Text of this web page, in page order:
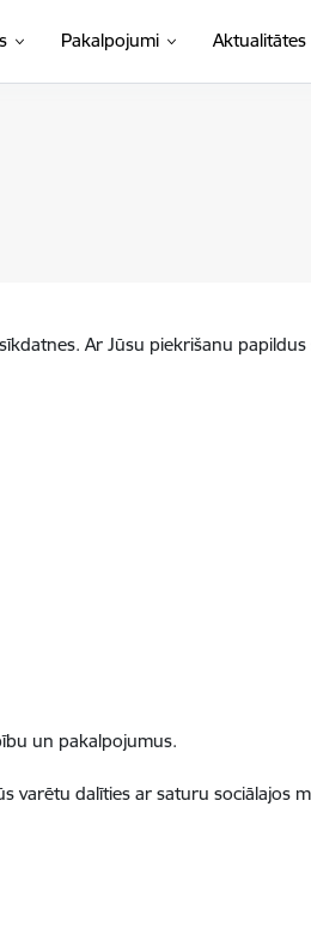
Pakalpojumi Aktualitātes
Ar Jūsu piekrišanu
un pakalpojumus.
varētu dalīties ar saturu sociālajos